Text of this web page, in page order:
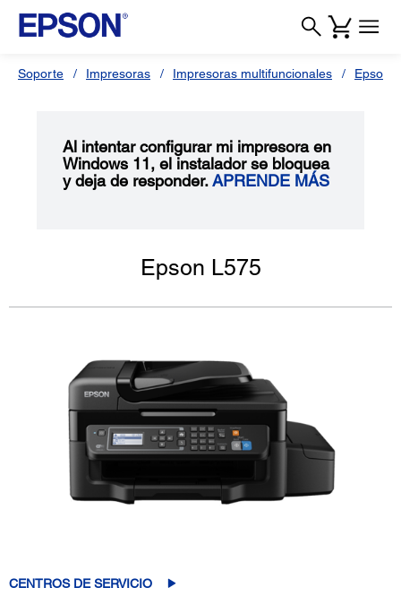
Soporte Impresoras Impresoras multifuncionales Epson L
Al intentar configurar mi impresora en
Windows 11, el instalador se bloquea
y deja de responder.APRENDE MÁS
Epson L575
CENTROS DE SERVICIO